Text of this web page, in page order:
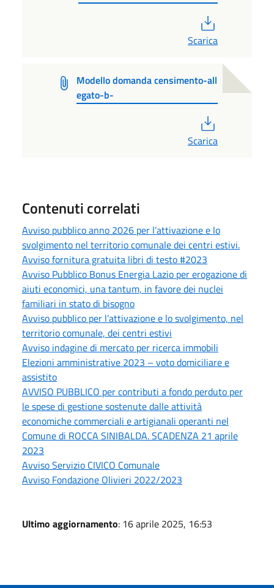
Scarica
Modello domanda censimento-all
egato-b-
Scarica
Contenuti correlati
Avviso pubblico anno 2026 per l’attivazione e lo
svolgimento nel territorio comunale dei centri estivi.
Avviso fornitura gratuita libri di testo #2023
Avviso Pubblico Bonus Energia Lazio per erogazione di
aiuti economici, una tantum, in favore dei nuclei
familiari in stato di bisogno
Avviso pubblico per l’attivazione e lo svolgimento, nel
territorio comunale, dei centri estivi
Avviso indagine di mercato per ricerca immobili
Elezioni amministrative 2023 – voto domiciliare e
assistito
AVVISO PUBBLICO per contributi a fondo perduto per
le spese di gestione sostenute dalle attività
economiche commerciali e artigianali operanti nel
Comune di ROCCA SINIBALDA. SCADENZA 21 aprile
2023
Avviso Servizio CIVICO Comunale
Avviso Fondazione Olivieri 2022/2023
Ultimo aggiornamento: 16 aprile 2025, 16:53